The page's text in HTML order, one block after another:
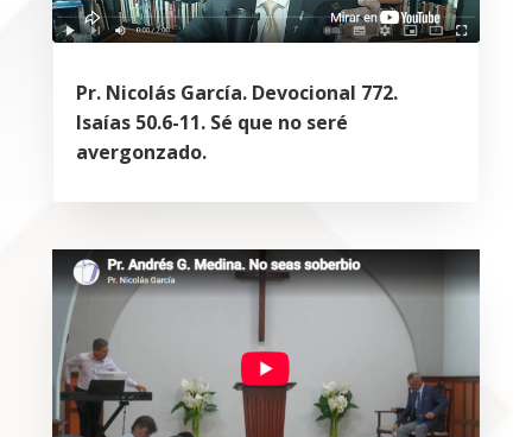
Pr. Nicolás García. Devocional 772.
Isaías 50.6-11. Sé que no seré
avergonzado.